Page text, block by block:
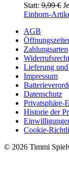
auf.
Die
können
auf
der
gewählt
werden
Statt: 9,99€
Einhorn-
AGB
Zahlungsarten
Widerrufsrecht
Lieferung und
Impressum
Datenschutz
Privatsphäre-
Historie der
Cookie-
© 2026 Timmi